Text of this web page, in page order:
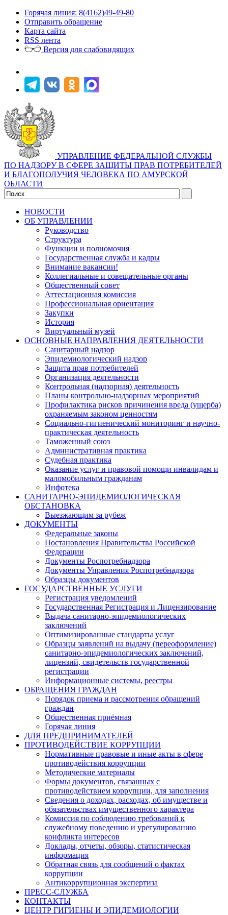
Горячая линия: 8(4162)49-49-80
Отправить обращение
Карта сайта
RSS лента
Версия для слабовидящих
УПРАВЛЕНИЕ ФЕДЕРАЛЬНОЙ СЛУЖБЫ
ПО НАДЗОРУ В СФЕРЕ ЗАЩИТЫ ПРАВ ПОТРЕБИТЕЛЕЙ
И БЛАГОПОЛУЧИЯ ЧЕЛОВЕКА ПО АМУРСКОЙ
ОБЛАСТИ
НОВОСТИ
ОБ УПРАВЛЕНИИ
Руководство
Структура
Функции и полномочия
Государственная служба и кадры
Внимание вакансии!
Коллегиальные и совещательные органы
Общественный совет
Аттестационная комиссия
Профессиональная ориентация
Закупки
История
Виртуальный музей
ОСНОВНЫЕ НАПРАВЛЕНИЯ ДЕЯТЕЛЬНОСТИ
Санитарный надзор
Эпидемиологический надзор
Защита прав потребителей
Организация деятельности
Контрольная (надзорная) деятельность
Планы контрольно-надзорных мероприятий
Профилактика рисков причинения вреда (ущерба)
охраняемым законом ценностям
Социально-гигиенический мониторинг и научно-
практическая деятельность
Таможенный союз
Административная практика
Судебная практика
Оказание услуг и правовой помощи инвалидам и
маломобильным гражданам
Инфотека
САНИТАРНО-ЭПИДЕМИОЛОГИЧЕСКАЯ
ОБСТАНОВКА
Выезжающим за рубеж
ДОКУМЕНТЫ
Федеральные законы
Постановления Правительства Российской
Федерации
Документы Роспотребнадзора
Документы Управления Роспотребнадзора
Образцы документов
ГОСУДАРСТВЕННЫЕ УСЛУГИ
Регистрация уведомлений
Государственная Регистрация и Лицензирование
Выдача санитарно-эпидемиологических
заключений
Оптимизированные стандарты услуг
Образцы заявлений на выдачу (переоформление)
санитарно-эпидемиологических заключений,
лицензий, свидетельств государственной
регистрации
Информационные системы, реестры
ОБРАЩЕНИЯ ГРАЖДАН
Порядок приема и рассмотрения обращений
граждан
Общественная приёмная
Горячая линия
ДЛЯ ПРЕДПРИНИМАТЕЛЕЙ
ПРОТИВОДЕЙСТВИЕ КОРРУПЦИИ
Нормативные правовые и иные акты в сфере
противодействия коррупции
Методические материалы
Формы документов, связанных с
противодействием коррупции, для заполнения
Сведения о доходах, расходах, об имуществе и
обязательствах имущественного характера
Комиссия по соблюдению требований к
служебному поведению и урегулированию
конфликта интересов
Доклады, отчеты, обзоры, статистическая
информация
Обратная связь для сообщений о фактах
коррупции
Антикоррупционная экспертиза
ПРЕСС-СЛУЖБА
КОНТАКТЫ
ЦЕНТР ГИГИЕНЫ И ЭПИДЕМИОЛОГИИ